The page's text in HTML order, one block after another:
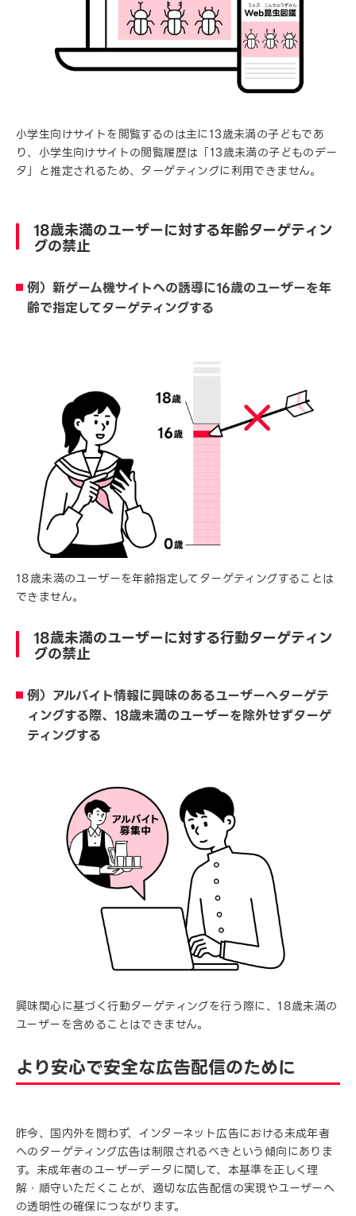
小学生向けサイトを閲覧するのは主に13歳未満の子どもであ
り、小学生向けサイトの閲覧履歴は「13歳未満の子どものデー
タ」と推定されるため、ターゲティングに利用できません。
18歳未満のユーザーに対する年齢ターゲティン
グの禁止
例）新ゲーム機サイトへの誘導に16歳のユーザーを年
齢で指定してターゲティングする
18歳未満のユーザーを年齢指定してターゲティングすることは
できません。
18歳未満のユーザーに対する行動ターゲティン
グの禁止
例）アルバイト情報に興味のあるユーザーへターゲテ
ィングする際、18歳未満のユーザーを除外せずターゲ
ティングする
興味関心に基づく行動ターゲティングを行う際に、18歳未満の
ユーザーを含めることはできません。
より安心で安全な広告配信のために
昨今、国内外を問わず、インターネット広告における未成年者
へのターゲティング広告は制限されるべきという傾向にありま
す。未成年者のユーザーデータに関して、本基準を正しく理
解・順守いただくことが、適切な広告配信の実現やユーザーへ
の透明性の確保につながります。